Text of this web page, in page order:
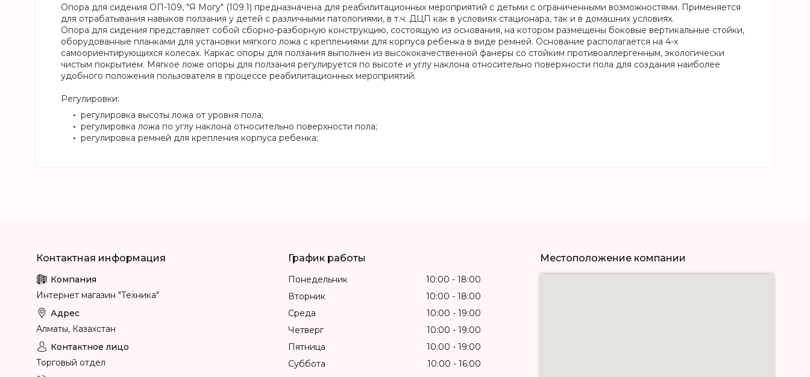
Опора для сидения ОП-109, "Я Могу" (109.1) предназначена для реабилитационных мероприятий с детьми с ограниченными возможностями. Применяется
для отрабатывания навыков ползания у детей с различными патологиями, в т.ч. ДЦП как в условиях стационара, так и в домашних условиях.
Опора для сидения представляет собой сборно-разборную конструкцию, состоящую из основания, на котором размещены боковые вертикальные стойки,
оборудованные планками для установки мягкого ложа с креплениями для корпуса ребенка в виде ремней. Основание располагается на 4-х
самоориентирующихся колесах. Каркас опоры для ползания выполнен из высококачественной фанеры со стойким противоаллергенным, экологически
чистым покрытием. Мягкое ложе опоры для ползания регулируется по высоте и углу наклона относительно поверхности пола для создания наиболее
удобного положения пользователя в процессе реабилитационных мероприятий.
Регулировки:
регулировка высоты ложа от уровня пола;
регулировка ложа по углу наклона относительно поверхности пола;
регулировка ремней для крепления корпуса ребенка;
Интернет магазин "Техника"
Алматы, Казахстан
Торговый отдел
График работы
Понедельник 10:00
18:00
Вторник
10:00
18:00
Среда
10:00
19:00
Четверг
10:00
19:00
Пятница
10:00
19:00
Суббота
10:00
16:00
Местоположение компании